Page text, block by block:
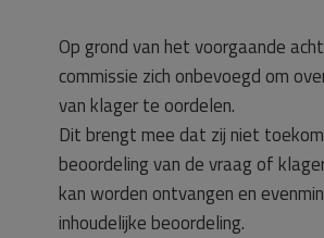
Op grond van het voorgaande
commissie zich onbevoegd om
van klager te oordelen.
Dit brengt mee dat zij niet
beoordeling van de vraag of
kan worden ontvangen en
inhoudelijke beoordeling.